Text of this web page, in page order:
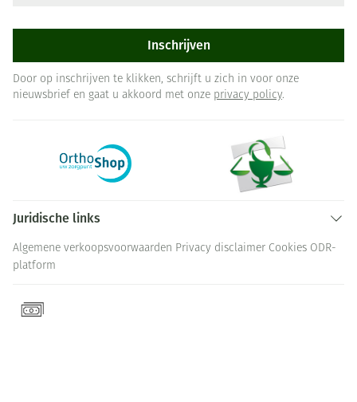
Inschrijven
Door op inschrijven te klikken, schrijft u zich in voor onze
nieuwsbrief en gaat u akkoord met onze privacy policy.
Juridische links
Algemene verkoopsvoorwaarden Privacy disclaimer Cookies ODR-
platform